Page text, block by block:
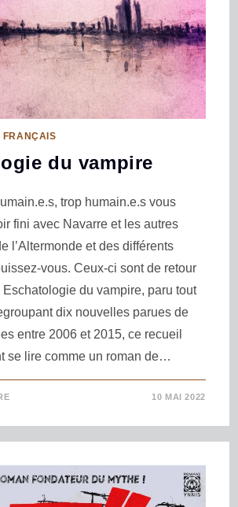
FRANÇAIS
du vampire
trop humain.e.s vous
fini avec Navarre et les autres
l’Altermonde et des différents
vous. Ceux-ci sont de retour
du vampire, paru tout
dix nouvelles parues de
entre 2006 et 2015, ce recueil
se lire comme un roman de…
10 MAI 2022